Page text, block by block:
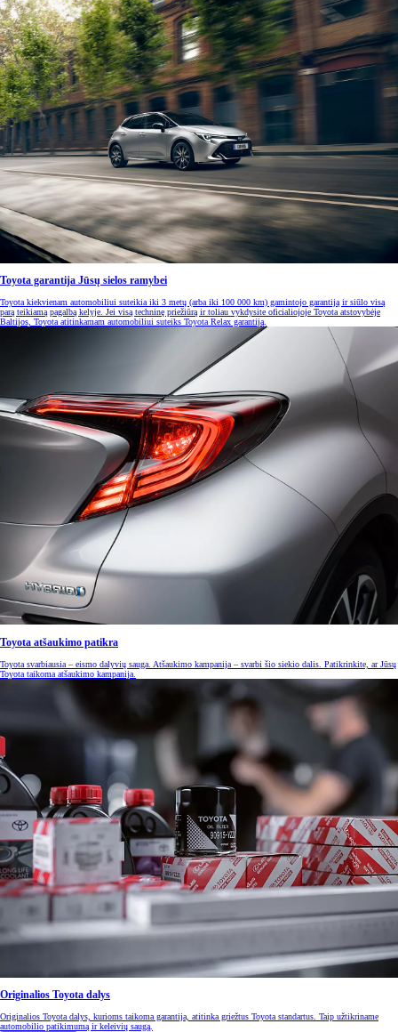
Toyota garantija Jūsų sielos ramybei
Toyota kiekvienam automobiliui suteikia iki 3 metų (arba iki 100 000 km) gamintojo garantiją ir siūlo visą
parą teikiamą pagalbą kelyje. Jei visą techninę priežiūrą ir toliau vykdysite oficialiojoje Toyota atstovybėje
Baltijos, Toyota atitinkamam automobiliui suteiks Toyota Relax garantiją.
Toyota atšaukimo patikra
Toyota svarbiausia – eismo dalyvių sauga. Atšaukimo kampanija – svarbi šio siekio dalis. Patikrinkite, ar Jūsų
Toyota taikoma atšaukimo kampanija.
Originalios Toyota dalys
Originalios Toyota dalys, kurioms taikoma garantija, atitinka griežtus Toyota standartus. Taip užtikriname
automobilio patikimumą ir keleivių saugą.